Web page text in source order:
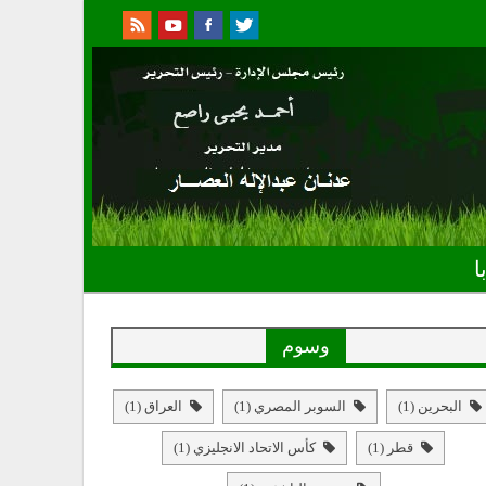
وسوم
البحرين (1) السوبر المصري (1) العراق (1)
قطر (1) كأس الاتحاد الانجليزي (1)